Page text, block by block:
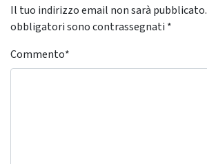
Il tuo indirizzo email non sarà pubblicato.
obbligatori sono contrassegnati *
Commento*